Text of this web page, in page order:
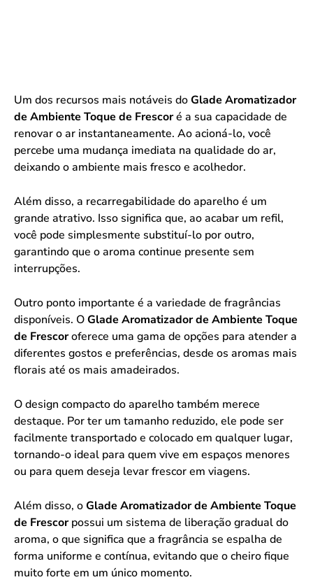
Um dos recursos mais notáveis doGlade Aromatizador
de Ambiente Toque de Frescoré a sua capacidade de
renovar o ar instantaneamente. Ao acioná-lo, você
percebe uma mudança imediata na qualidade do ar,
deixando o ambiente mais fresco e acolhedor.
Além disso, a recarregabilidade do aparelho é um
grande atrativo. Isso significa que, ao acabar um refil,
você pode simplesmente substituí-lo por outro,
garantindo que o aroma continue presente sem
interrupções.
Outro ponto importante é a variedade de fragrâncias
disponíveis. OGlade Aromatizador de Ambiente Toque
de Frescoroferece uma gama de opções para atender a
diferentes gostos e preferências, desde os aromas mais
florais até os mais amadeirados.
O design compacto do aparelho também merece
destaque. Por ter um tamanho reduzido, ele pode ser
facilmente transportado e colocado em qualquer lugar,
tornando-o ideal para quem vive em espaços menores
ou para quem deseja levar frescor em viagens.
Além disso, oGlade Aromatizador de Ambiente Toque
de Frescorpossui um sistema de liberação gradual do
aroma, o que significa que a fragrância se espalha de
forma uniforme e contínua, evitando que o cheiro fique
muito forte em um único momento.